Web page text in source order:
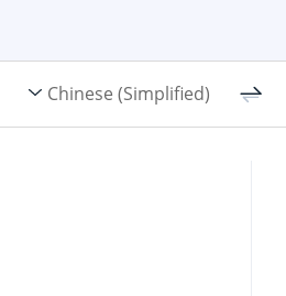
Chinese (Simplified)